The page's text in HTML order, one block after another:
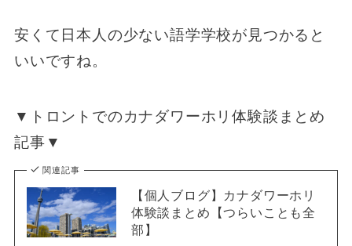
安くて日本人の少ない語学学校が見つかると
いいですね。
▼トロントでのカナダワーホリ体験談まとめ
記事▼
関連記事
【個人ブログ】カナダワーホリ
体験談まとめ【つらいことも全
部】